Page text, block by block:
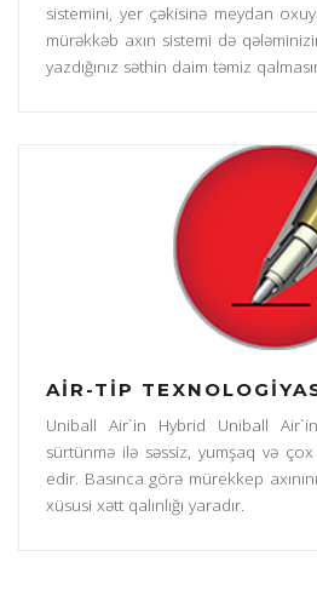
sistemini, yer çəkisinə meydan
mürəkkəb axın sistemi də
yazdığınız səthin daim təmiz
AİR-TİP
Uniball Air`in Hybrid Uniball
sürtünmə ilə səssiz, yumşaq və
edir. Basınca görə mürekkep
xüsusi xətt qalınlığı yaradır.